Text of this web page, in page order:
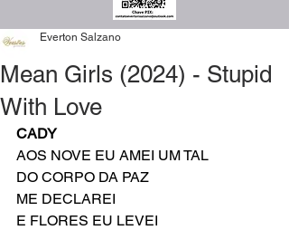
Mean Girls (2024) - Stupid
With Love
Everton Salzano
CADY
AOS NOVE EU AMEI UM TAL
DO CORPO DA PAZ
ME DECLAREI
E FLORES EU LEVEI